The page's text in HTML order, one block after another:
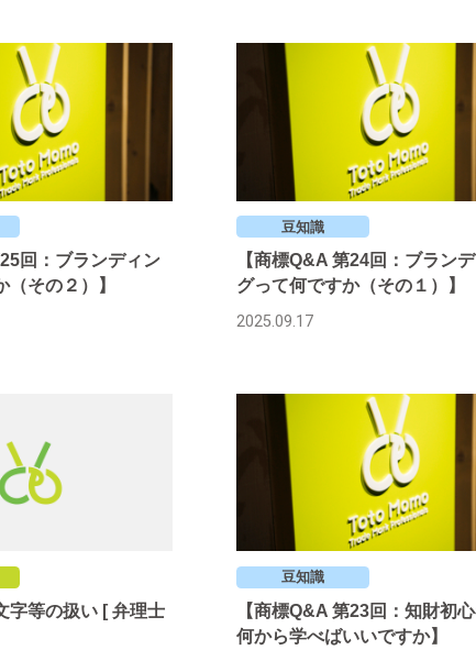
回：ブランディン
その２）】
豆知識
【商標Q&A 第24回：ブラン
グって何ですか（その１）】
2025.09.17
字等の扱い [ 弁理士
豆知識
【商標Q&A 第23回：知財初
何から学べばいいですか】